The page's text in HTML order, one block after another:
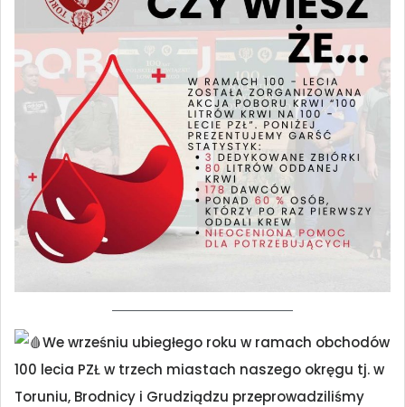
We wrześniu ubiegłego roku w ramach obchodów
100 lecia PZŁ w trzech miastach naszego okręgu tj. w
Toruniu, Brodnicy i Grudziądzu przeprowadziliśmy